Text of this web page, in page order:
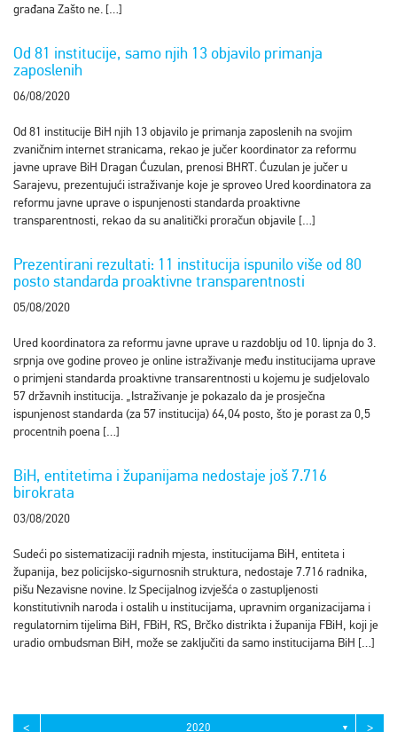
građana Zašto ne. […]
Od 81 institucije, samo njih 13 objavilo primanja
zaposlenih
06/08/2020
Od 81 institucije BiH njih 13 objavilo je primanja zaposlenih na svojim
zvaničnim internet stranicama, rekao je jučer koordinator za reformu
javne uprave BiH Dragan Ćuzulan, prenosi BHRT. Ćuzulan je jučer u
Sarajevu, prezentujući istraživanje koje je sproveo Ured koordinatora za
reformu javne uprave o ispunjenosti standarda proaktivne
transparentnosti, rekao da su analitički proračun objavile […]
Prezentirani rezultati: 11 institucija ispunilo više od 80
posto standarda proaktivne transparentnosti
05/08/2020
Ured koordinatora za reformu javne uprave u razdoblju od 10. lipnja do 3.
srpnja ove godine proveo je online istraživanje među institucijama uprave
o primjeni standarda proaktivne transarentnosti u kojemu je sudjelovalo
57 državnih institucija. „Istraživanje je pokazalo da je prosječna
ispunjenost standarda (za 57 institucija) 64,04 posto, što je porast za 0,5
procentnih poena […]
BiH, entitetima i županijama nedostaje još 7.716
birokrata
03/08/2020
Sudeći po sistematizaciji radnih mjesta, institucijama BiH, entiteta i
županija, bez policijsko-sigurnosnih struktura, nedostaje 7.716 radnika,
pišu Nezavisne novine. Iz Specijalnog izvješća o zastupljenosti
konstitutivnih naroda i ostalih u institucijama, upravnim organizacijama i
regulatornim tijelima BiH, FBiH, RS, Brčko distrikta i županija FBiH, koji je
uradio ombudsman BiH, može se zaključiti da samo institucijama BiH […]
< 2020 ▼ >